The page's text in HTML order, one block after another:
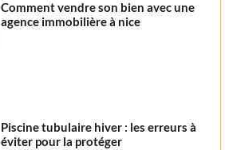
Comment vendre son bien avec une
agence immobilière à nice
Piscine tubulaire hiver : les erreurs à
éviter pour la protéger